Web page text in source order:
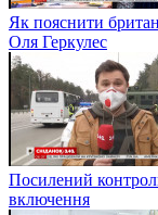
Як пояснити
Оля Геркулес
Посилений
включення